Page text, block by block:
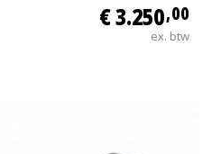
€ 3.250,00
ex. btw